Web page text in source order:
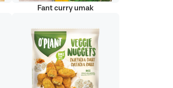
Fant curry umak